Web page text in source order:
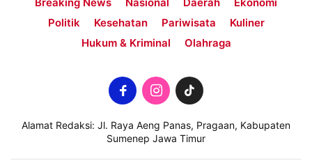
Breaking News Nasional Daerah
Ekonomi
Politik
Kesehatan Pariwisata
Kuliner
Hukum & Kriminal
Olahraga
Alamat Redaksi: Jl. Raya Aeng Panas, Pragaan, Kabupaten
Sumenep Jawa Timur